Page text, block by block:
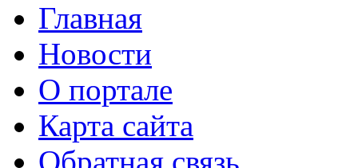
Главная
Новости
О портале
Карта сайта